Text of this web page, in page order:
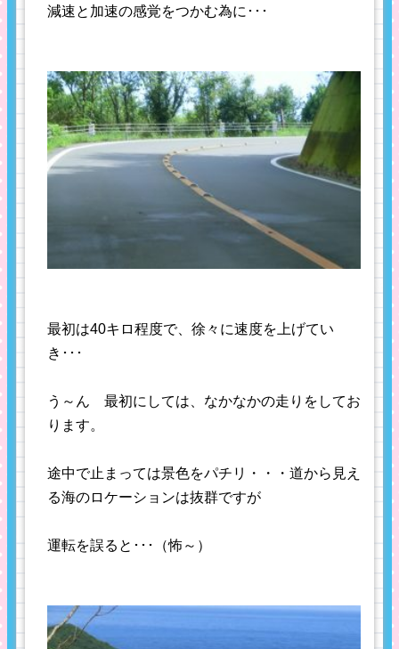
減速と加速の感覚をつかむ為に･･･
最初は40キロ程度で、徐々に速度を上げてい
き･･･
う～ん 最初にしては、なかなかの走りをしてお
ります。
途中で止まっては景色をパチリ・・・道から見え
る海のロケーションは抜群ですが
運転を誤ると･･･（怖～）